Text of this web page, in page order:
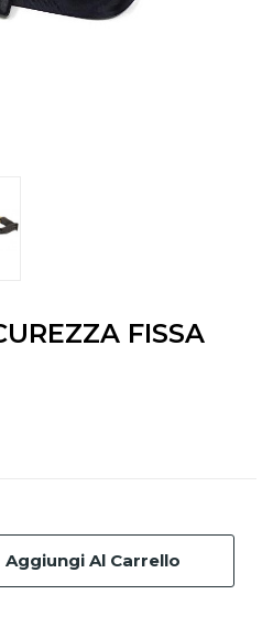
FISSA
Aggiungi Al Carrello